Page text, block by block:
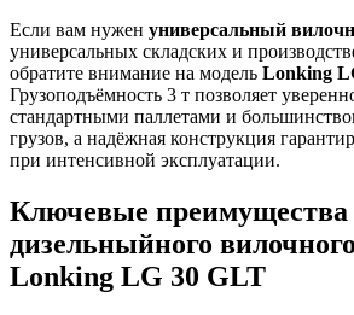
Если вам нужен универсальный
универсальных складских и
обратите внимание на модель Lonking
Грузоподъёмность 3 т позволяет
стандартными паллетами и
грузов, а надёжная конструкция
при интенсивной эксплуатации.
Ключевые преимущества
дизельныйного
Lonking LG 30 GLT